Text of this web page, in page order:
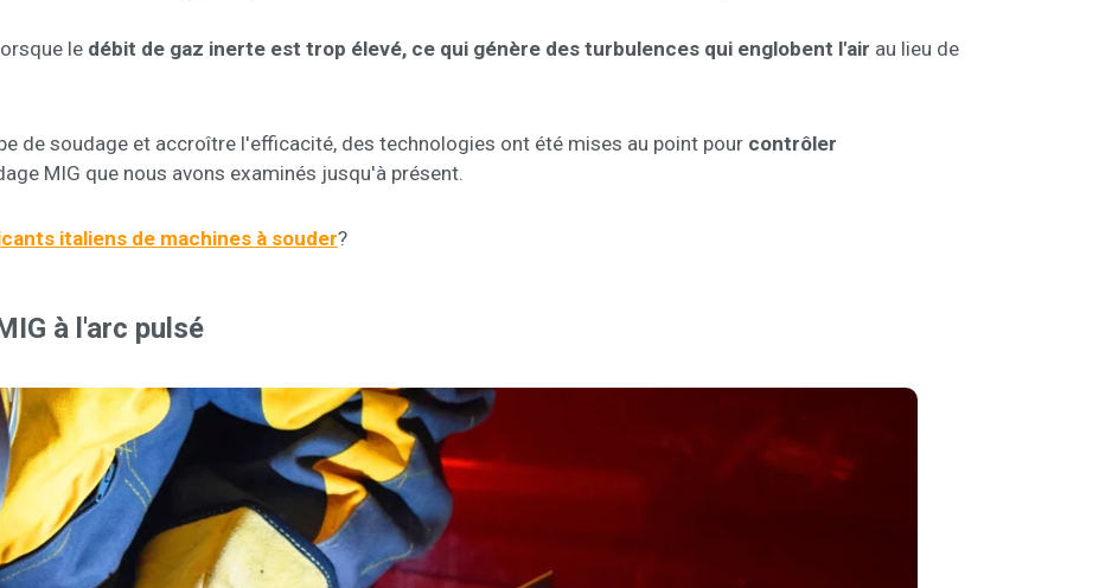
le débit de gaz inerte est trop élevé, ce qui génère des turbulences qui englobent l'air au lieu de
de soudage et accroître l'efficacité, des technologies ont été mises au point pour contrôler
MIG que nous avons examinés jusqu'à présent.
italiens de machines à souder?
à l'arc pulsé